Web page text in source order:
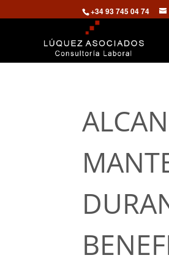
+34 93 745 04 74